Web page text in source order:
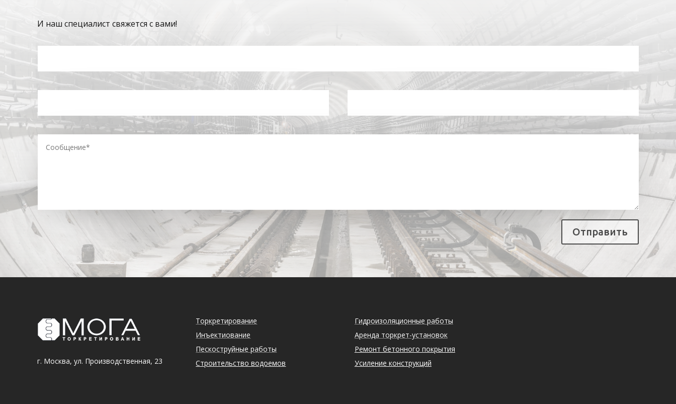
И наш специалист свяжется с вами!
Отправить
г. Москва, ул. Производственная, 23
Торкретирование
Инъектиование
Пескоструйные работы
Строительство водоемов
Гидроизоляционные работы
Аренда торкрет-установок
Ремонт бетонного покрытия
Усиление конструкций